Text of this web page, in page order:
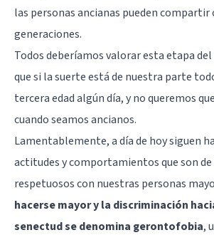
las personas ancianas pueden compartir
generaciones.
Todos deberíamos valorar esta etapa
que si la suerte está de nuestra parte
tercera edad algún día, y no queremos
cuando seamos ancianos.
Lamentablemente, a día de hoy siguen
actitudes y comportamientos que son
respetuosos con nuestras personas
hacerse mayor y la discriminación
senectud se denomina gerontofobia,